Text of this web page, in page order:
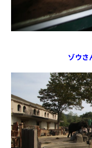
ゾウさ